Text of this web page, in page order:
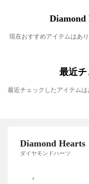
Diamond
現在おすすめアイテムはあり
最近
最近チェックしたアイテムは
Diamond Hearts
ダイヤモンドハーツ